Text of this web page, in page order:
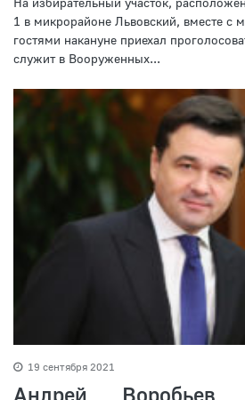
1 в микрорайоне Львовский, вместе с
гостями накануне приехал
служит в Вооруженных...
19 сентября 2021
Андрей Воробьев